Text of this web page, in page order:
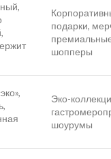
подарки,
шопперы
Эко-
шоурумы